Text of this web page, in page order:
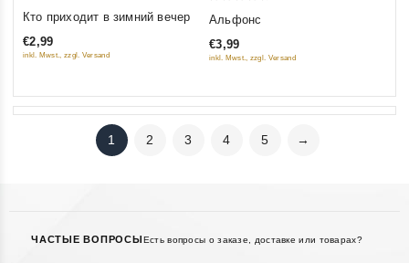
of
Кто приходит в зимний вечер
€2,99
inkl. Mwst., zzgl. Versand
of
Альфонс
€3,99
inkl. Mwst., zzgl. Versand
1 2 3 4 5 →
ЧАСТЫЕ ВОПРОСЫ Есть вопросы о заказе, доставке или товарах?